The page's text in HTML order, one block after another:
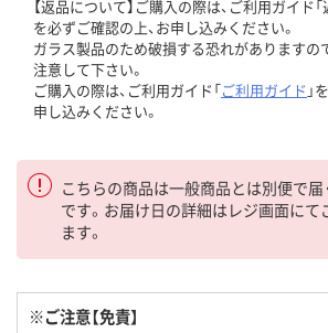
【返品について】ご購入の際は、ご利用ガイド「
を必ずご確認の上、お申し込みください。
ガラス製品のため破損する恐れがありますの
注意して下さい。
ご購入の際は、ご利用ガイド「ご利用ガイド 」
申し込みください。
こちらの商品は一般商品とは別便で
です。お届け日の詳細はレジ画面にて
ます。
※ご注意【免責】